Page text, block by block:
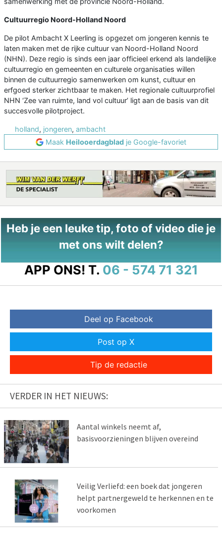
Cultuurregio Noord-Holland Noord
De pilot Ambacht X Leerling is opgezet om jongeren kennis te
laten maken met de rijke cultuur van Noord-Holland Noord
(NHN). Deze regio is sinds een jaar officieel erkend als landelijke
cultuurregio en gemeenten en culturele organisaties willen
binnen de cultuurregio samenwerken om kunst, cultuur en
erfgoed sterker zichtbaar te maken. Het regionale cultuurprofiel
NHN ‘Zee van ruimte, land vol cultuur’ ligt aan de basis van dit
succesvolle pilotproject.
holland, jongeren, ambacht
Maak Heilooerdagblad je Google-favoriet
Heb je een leuke tip, foto of video die je
met ons wilt delen?
APP ONS! T. 06 - 574 71 321
Deel op Facebook
Post op X
Tip de redactie
VERDER IN HET NIEUWS:
Aantal winkels neemt af,
basisvoorzieningen blijven overeind
Veilig Verliefd: een boek dat jongeren
helpt partnergeweld te herkennen en te
voorkomen